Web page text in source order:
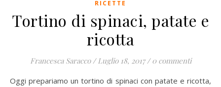
RICETTE
Tortino di spinaci, patate e
ricotta
Francesca Saracco / Luglio 18, 2017 / 0 commenti
Oggi prepariamo un tortino di spinaci con patate e ricotta,